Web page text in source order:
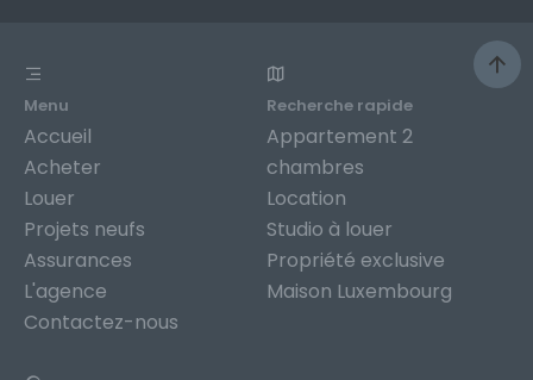
Menu
Accueil
Acheter
Louer
Projets neufs
Assurances
L'agence
Contactez-nous
Recherche rapide
Appartement 2
chambres
Location
Studio à louer
Propriété exclusive
Maison Luxembourg